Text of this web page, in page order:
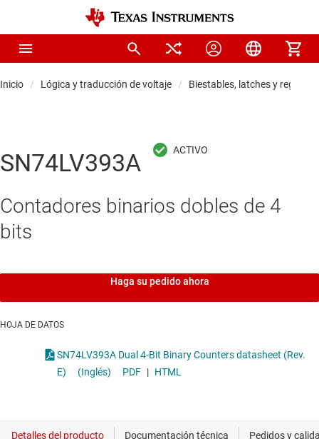
Inicio Lógica y traducción de voltaje Biestables, latches y registros
SN74LV393A
Contadores binarios dobles de 4
bits
Haga su pedido ahora
HOJA DE DATOS
SN74LV393A Dual 4-Bit Binary Counters datasheet (Rev.
E)
(Inglés) PDF | HTML